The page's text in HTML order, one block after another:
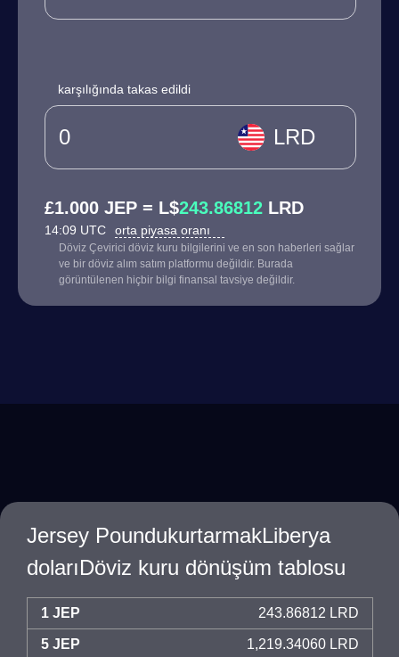
karşılığında takas edildi
LRD
£1.000 JEP = L$243.86812 LRD
14:09 UTC orta piyasa oranı
Döviz Çevirici döviz kuru bilgilerini ve en son haberleri sağlar
ve bir döviz alım satım platformu değildir. Burada
görüntülenen hiçbir bilgi finansal tavsiye değildir.
Jersey PoundukurtarmakLiberya
dolarıDöviz kuru dönüşüm tablosu
1 JEP 243.86812 LRD
5 JEP 1,219.34060 LRD